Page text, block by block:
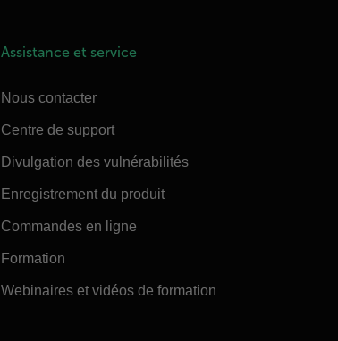
Assistance et service
Nous contacter
Centre de support
Divulgation des vulnérabilités
Enregistrement du produit
Commandes en ligne
Formation
Webinaires et vidéos de formation